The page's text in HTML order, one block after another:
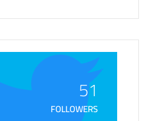
51
FOLLOWERS